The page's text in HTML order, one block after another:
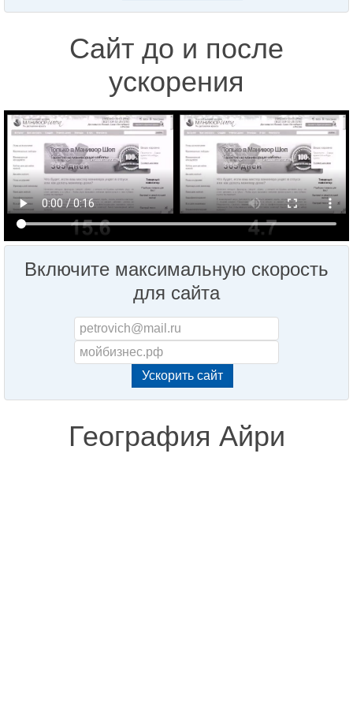
Сайт до и после
ускорения
Включите максимальную скорость
для сайта
География Айри